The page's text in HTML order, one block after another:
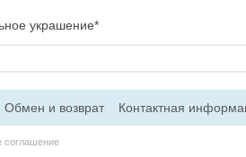
украшение*
Обмен и возврат Контактная
оферти
соглашение